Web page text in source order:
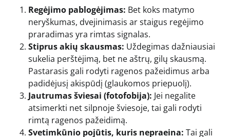
Regėjimo pablogėjimas: Bet koks matymo
neryškumas, dvejinimasis ar staigus regėjimo
praradimas yra rimtas signalas.
Stiprus akių skausmas: Uždegimas dažniausiai
sukelia perštėjimą, bet ne aštrų, gilų skausmą.
Pastarasis gali rodyti ragenos pažeidimus arba
padidėjusį akispūdį (glaukomos priepuolį).
Jautrumas šviesai (fotofobija): Jei negalite
atsimerkti net silpnoje šviesoje, tai gali rodyti
rimtą ragenos pažeidimą.
Svetimkūnio pojūtis, kuris nepraeina: Tai gali